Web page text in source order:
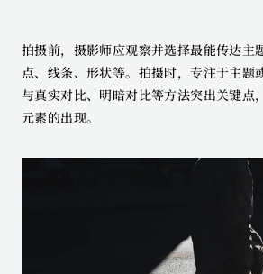
拍摄前，摄影师应观察并选择最能传达主
点、线条、形状等。拍摄时，专注于主题
与真实对比、明暗对比等方法突出关键点
元素的出现。